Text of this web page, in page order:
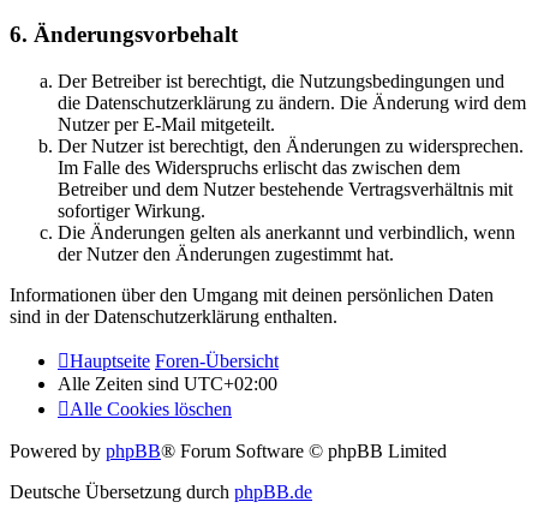
6. Änderungsvorbehalt
Der Betreiber ist berechtigt, die Nutzungsbedingungen und
die Datenschutzerklärung zu ändern. Die Änderung wird dem
Nutzer per E-Mail mitgeteilt.
Der Nutzer ist berechtigt, den Änderungen zu widersprechen.
Im Falle des Widerspruchs erlischt das zwischen dem
Betreiber und dem Nutzer bestehende Vertragsverhältnis mit
sofortiger Wirkung.
Die Änderungen gelten als anerkannt und verbindlich, wenn
der Nutzer den Änderungen zugestimmt hat.
Informationen über den Umgang mit deinen persönlichen Daten
sind in der Datenschutzerklärung enthalten.
Hauptseite Foren-Übersicht
Alle Zeiten sind UTC+02:00
Alle Cookies löschen
Powered by phpBB® Forum Software © phpBB Limited
Deutsche Übersetzung durch phpBB.de